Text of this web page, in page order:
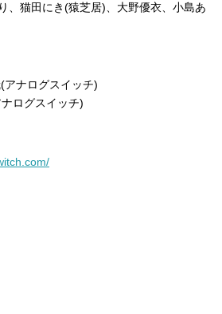
、猫田にき(猿芝居)、大野優衣、小島あ
ナログスイッチ)
ログスイッチ)